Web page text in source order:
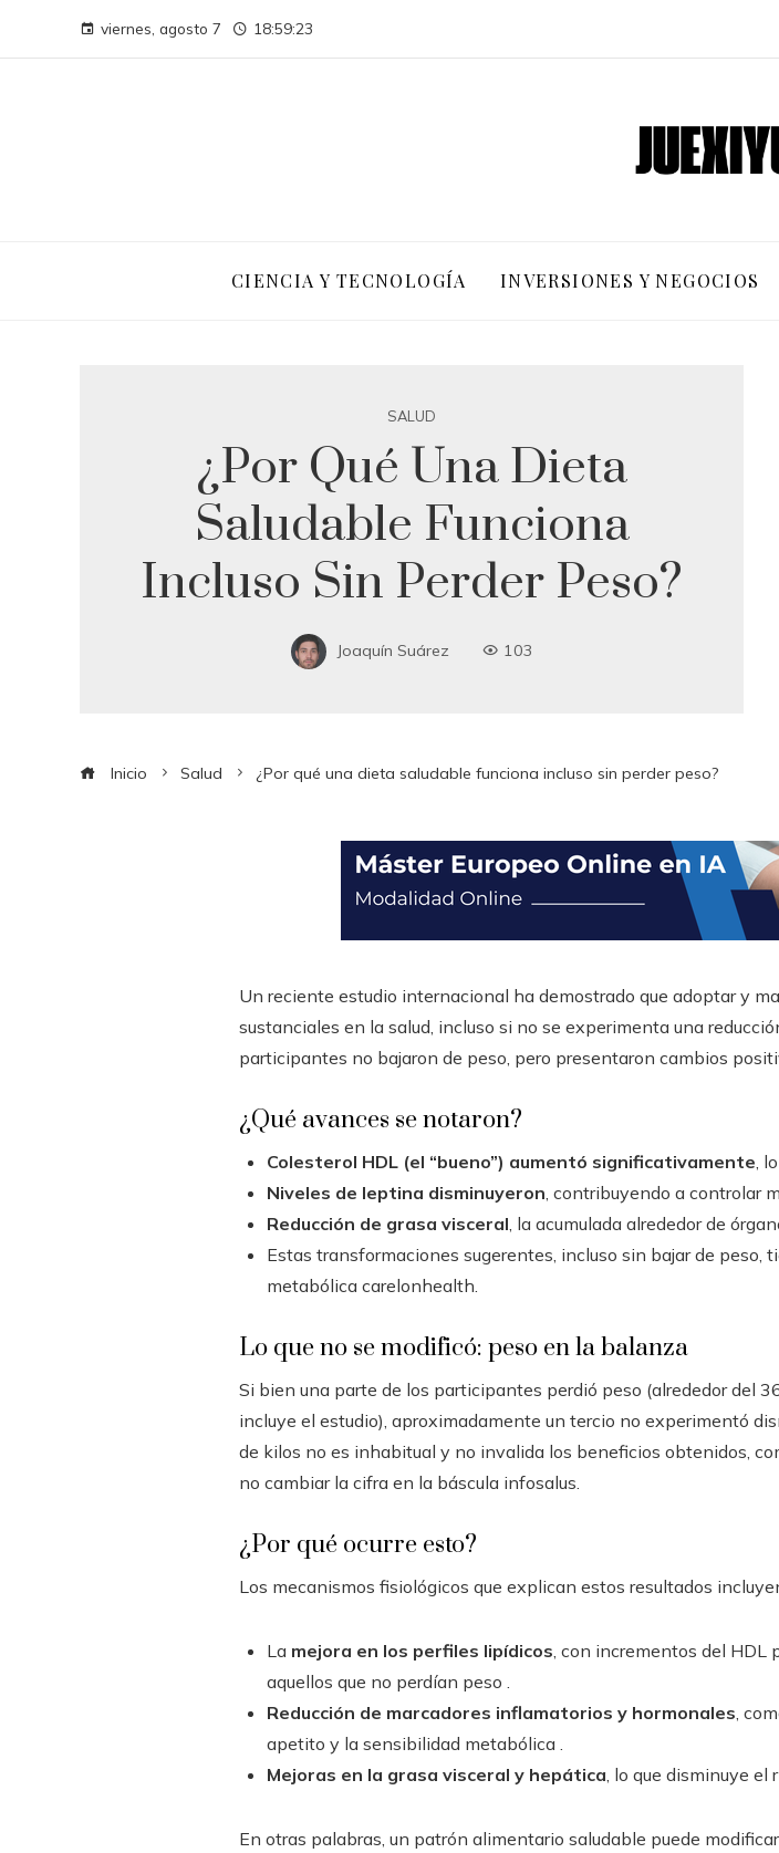
viernes, agosto 7 18:59:24
CIENCIA Y TECNOLOGÍA INVERSIONES Y NEGOCIOS
SALUD
¿Por Qué Una Dieta
Saludable Funciona
Incluso Sin Perder Peso?
Joaquín Suárez 103
Inicio Salud ¿Por qué una dieta saludable funciona incluso sin perder peso?
Un reciente estudio internacional ha demostrado que adoptar y
sustanciales en la salud, incluso si no se experimenta una
participantes no bajaron de peso, pero presentaron cambios
¿Qué avances se notaron?
Colesterol HDL (el “bueno”) aumentó significativamente,
Niveles de leptina disminuyeron, contribuyendo a controlar
Reducción de grasa visceral, la acumulada alrededor de
Estas transformaciones sugerentes, incluso sin bajar de
metabólica carelonhealth.
Lo que no se modificó: peso en la balanza
Si bien una parte de los participantes perdió peso (alrededor del
incluye el estudio), aproximadamente un tercio no experimentó
de kilos no es inhabitual y no invalida los beneficios obtenidos,
no cambiar la cifra en la báscula infosalus.
¿Por qué ocurre esto?
Los mecanismos fisiológicos que explican estos resultados
La mejora en los perfiles lipídicos, con incrementos del HDL
aquellos que no perdían peso .
Reducción de marcadores inflamatorios y hormonales,
apetito y la sensibilidad metabólica .
Mejoras en la grasa visceral y hepática, lo que disminuye el
En otras palabras, un patrón alimentario saludable puede